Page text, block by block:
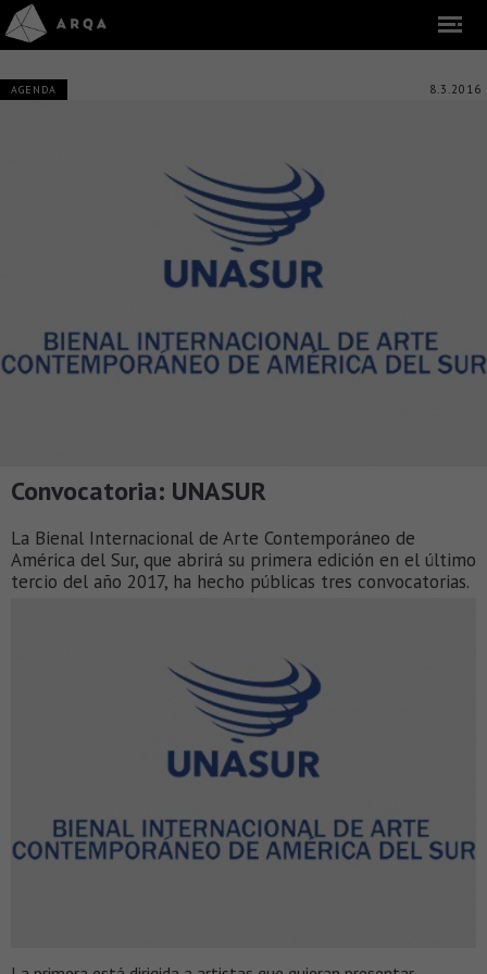
AGENDA 8.3.2016
Convocatoria: UNASUR
La Bienal Internacional de Arte Contemporáneo de
América del Sur, que abrirá su primera edición en el último
tercio del año 2017, ha hecho públicas tres convocatorias.